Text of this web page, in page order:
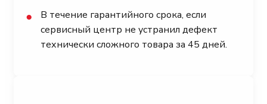
●
В течение гарантийного срока, если
сервисный центр не устранил дефект
технически сложного товара за 45 дней.